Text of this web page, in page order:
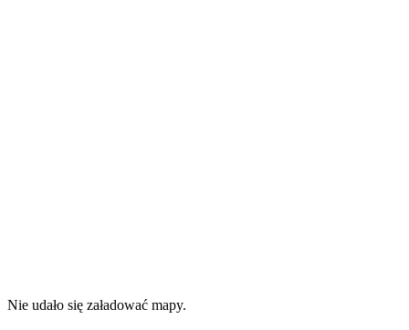
Nie udało się załadować mapy.